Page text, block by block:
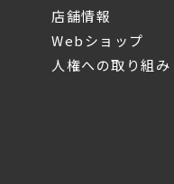
店舗情報
Webショップ
人権への取り組み